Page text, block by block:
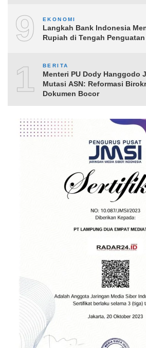
9 EKONOMI
Langkah Bank Indonesia
Rupiah di Tengah
10BERITA
Menteri PU Dody Hanggodo
Mutasi ASN: Reformasi
Dokumen Bocor